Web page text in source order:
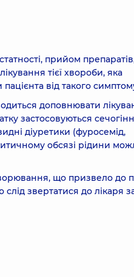
прийом
тієї хвороби, яка
від такого
доповнювати
застосовуються
діуретики (фуросемід,
обсязі рідини
що призвело до
звертатися до лікаря